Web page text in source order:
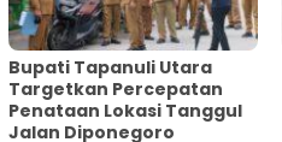
‎Bupati Tapanuli Utara
Targetkan Percepatan
Penataan Lokasi Tanggul
Jalan Diponegoro